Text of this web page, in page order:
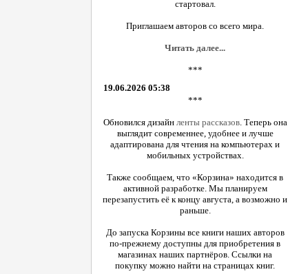
стартовал.
Приглашаем авторов со всего мира.
Читать далее...
***
19.06.2026 05:38
***
Обновился дизайн ленты рассказов. Теперь она
выглядит современнее, удобнее и лучше
адаптирована для чтения на компьютерах и
мобильных устройствах.
Также сообщаем, что «Корзина» находится в
активной разработке. Мы планируем
перезапустить её к концу августа, а возможно и
раньше.
До запуска Корзины все книги наших авторов
по-прежнему доступны для приобретения в
магазинах наших партнёров. Ссылки на
покупку можно найти на страницах книг.